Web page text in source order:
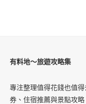
有料地～旅遊攻略集
專注整理值得花錢也值
券、住宿推薦與景點攻